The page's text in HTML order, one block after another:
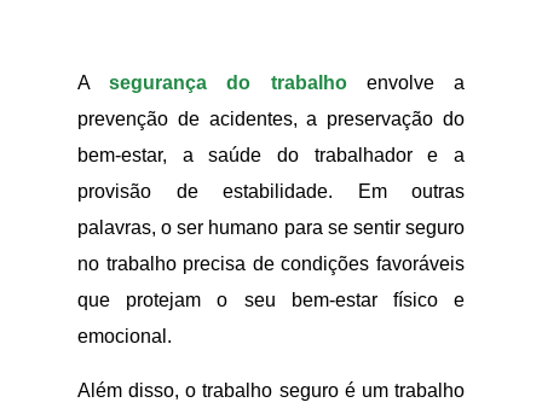
Asegurança do trabalhoenvolve a
prevenção de acidentes, a preservação do
bem-estar, a saúde do trabalhador e a
provisão de estabilidade. Em outras
palavras, o ser humano para se sentir seguro
no trabalho precisa de condições favoráveis
que protejam o seu bem-estar físico e
emocional.
Além disso, o trabalho seguro é um trabalho